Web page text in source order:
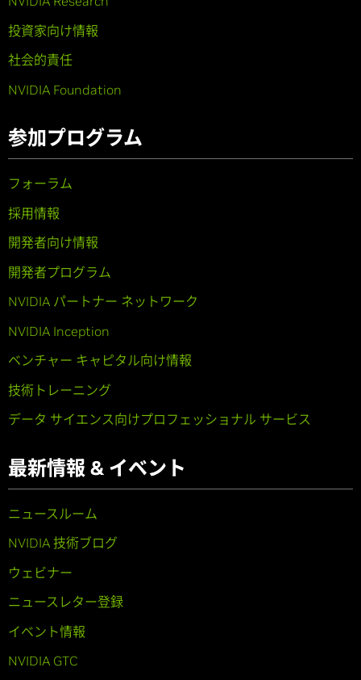
投資家向け情報
社会的責任
NVIDIA Foundation
参加プログラム
フォーラム
採用情報
開発者向け情報
開発者プログラム
NVIDIA パートナー ネットワーク
NVIDIA Inception
ベンチャー キャピタル向け情報
技術トレーニング
データ サイエンス向けプロフェッショナル サービス
最新情報 & イベント
ニュースルーム
NVIDIA 技術ブログ
ウェビナー
ニュースレター登録
イベント情報
NVIDIA GTC